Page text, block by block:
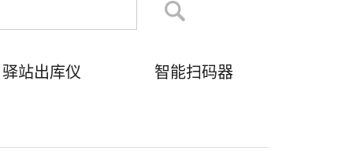
驿站出库仪 智能扫码器